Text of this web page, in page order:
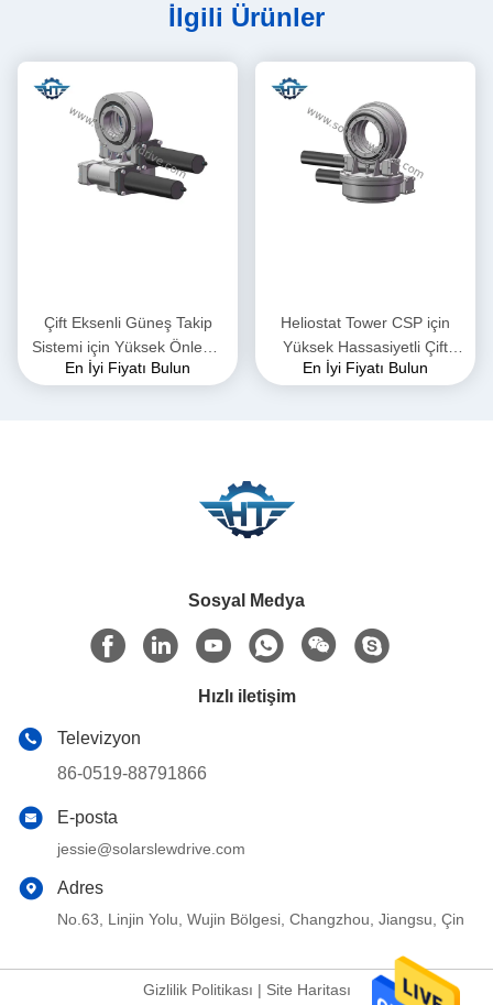
İlgili Ürünler
Çift Eksenli Güneş Takip
Sistemi için Yüksek Önleme
Sonsuz Dişli Döner Tahrik
En İyi Fiyatı Bulun
Heliostat Tower CSP için
Yüksek Hassasiyetli Çift
Eksenli Döner Tahrik
En İyi Fiyatı Bulun
Sosyal Medya
Hızlı iletişim
Televizyon
86-0519-88791866
E-posta
jessie@solarslewdrive.com
Adres
No.63, Linjin Yolu, Wujin Bölgesi, Changzhou, Jiangsu, Çin
Gizlilik Politikası | Site Haritası